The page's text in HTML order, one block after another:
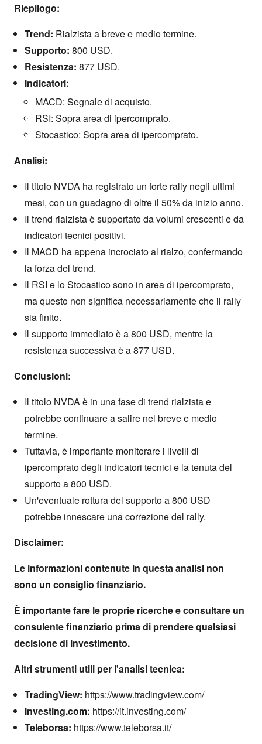
Riepilogo:
Trend: Rialzista a breve e medio termine.
Supporto: 800 USD.
Resistenza: 877 USD.
Indicatori:
MACD: Segnale di acquisto.
RSI: Sopra area di ipercomprato.
Stocastico: Sopra area di ipercomprato.
Analisi:
Il titolo NVDA ha registrato un forte rally negli ultimi
mesi, con un guadagno di oltre il 50% da inizio anno.
Il trend rialzista è supportato da volumi crescenti e da
indicatori tecnici positivi.
Il MACD ha appena incrociato al rialzo, confermando
la forza del trend.
Il RSI e lo Stocastico sono in area di ipercomprato,
ma questo non significa necessariamente che il rally
sia finito.
Il supporto immediato è a 800 USD, mentre la
resistenza successiva è a 877 USD.
Conclusioni:
Il titolo NVDA è in una fase di trend rialzista e
potrebbe continuare a salire nel breve e medio
termine.
Tuttavia, è importante monitorare i livelli di
ipercomprato degli indicatori tecnici e la tenuta del
supporto a 800 USD.
Un'eventuale rottura del supporto a 800 USD
potrebbe innescare una correzione del rally.
Disclaimer:
Le informazioni contenute in questa analisi non
sono un consiglio finanziario.
È importante fare le proprie ricerche e consultare un
consulente finanziario prima di prendere qualsiasi
decisione di investimento.
Altri strumenti utili per l'analisi tecnica:
TradingView: https://www.tradingview.com/
Investing.com: https://it.investing.com/
Teleborsa: https://www.teleborsa.it/